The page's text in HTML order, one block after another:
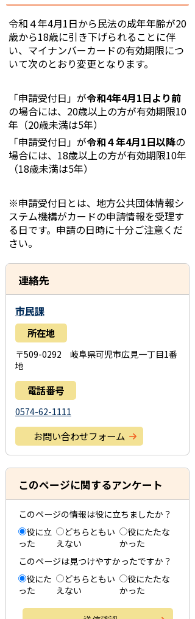
令和４年4月1日から民法の成年年齢が20
歳から18歳に引き下げられることに伴
い、マイナンバーカードの有効期限につ
いて次のとおり変更となります。
「申請受付日」が令和4年4月1日より前
の場合には、 20歳以上の方が有効期限10
年（20歳未満は5年）
「申請受付日」が令和４年4月1日以降の
場合には、 18歳以上の方が有効期限10年
（18歳未満は5年）
※申請受付日とは、地方公共団体情報シ
ステム機構がカードの申請情報を受理す
る日です。申請の日時に十分ご注意くだ
さい。
連絡先
市民課
所在地
〒509-0292 岐阜県可児市広見一丁目1番
地
電話番号
0574-62-1111
お問い合わせフォーム
このページに関するアンケート
このページの情報は役に立ちましたか？
役に立
った
どちらともい
えない
役にたたな
かった
このページは見つけやすかったですか？
役にた
った
どちらともい
えない
役にたたな
かった